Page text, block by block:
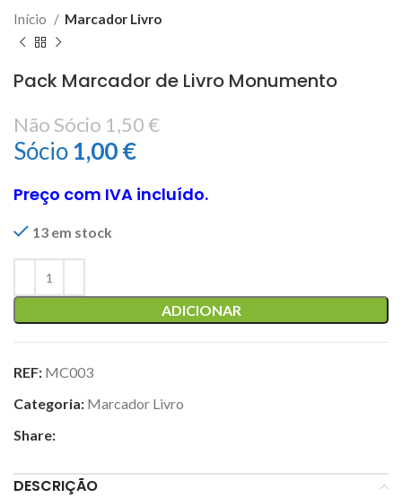
Início Marcador Livro
Pack Marcador de Livro Monumento
Não Sócio 1,50€
Sócio 1,00€
Preço com IVA incluído.
13 em stock
ADICIONAR
REF: MC003
Categoria: Marcador Livro
Share:
DESCRIÇÃO